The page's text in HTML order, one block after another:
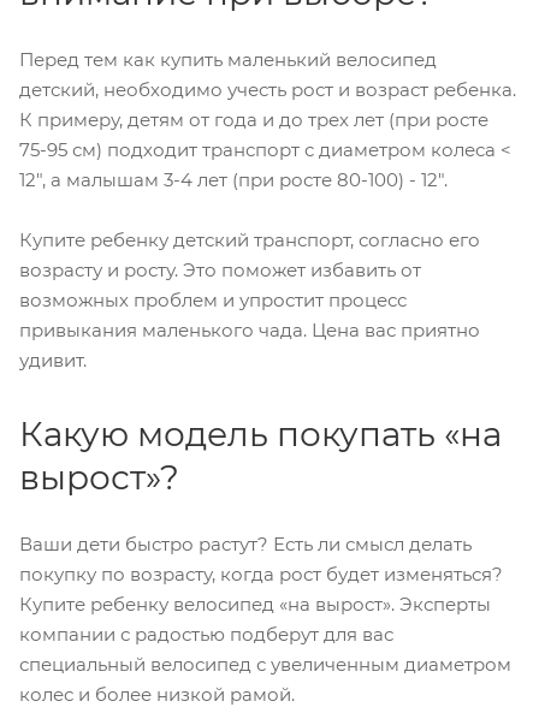
Перед тем как купить маленький велосипед
детский, необходимо учесть рост и возраст ребенка.
К примеру, детям от года и до трех лет (при росте
75-95 см) подходит транспорт с диаметром колеса <
12", а малышам 3-4 лет (при росте 80-100) - 12".
Купите ребенку детский транспорт, согласно его
возрасту и росту. Это поможет избавить от
возможных проблем и упростит процесс
привыкания маленького чада. Цена вас приятно
удивит.
Какую модель покупать «на
вырост»?
Ваши дети быстро растут? Есть ли смысл делать
покупку по возрасту, когда рост будет изменяться?
Купите ребенку велосипед «на вырост». Эксперты
компании с радостью подберут для вас
специальный велосипед с увеличенным диаметром
колес и более низкой рамой.